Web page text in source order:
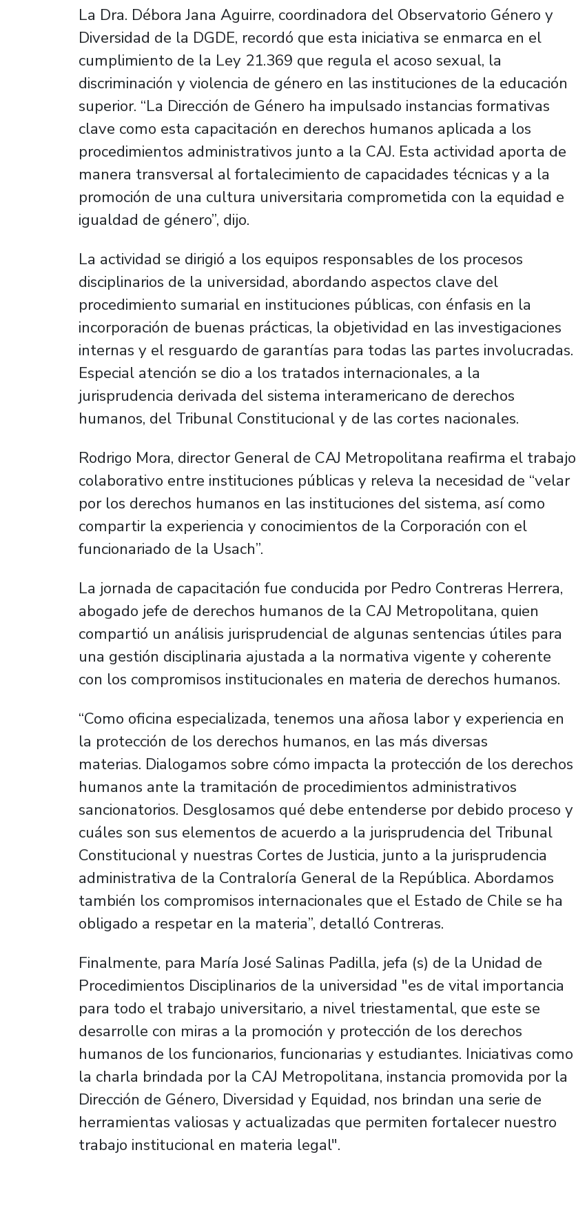
La Dra. Débora Jana Aguirre, coordinadora del Observatorio Género y
Diversidad de la DGDE, recordó que esta iniciativa se enmarca en el
cumplimiento de la Ley 21.369 que regula el acoso sexual, la
discriminación y violencia de género en las instituciones de la educación
superior. “La Dirección de Género ha impulsado instancias formativas
clave como esta capacitación en derechos humanos aplicada a los
procedimientos administrativos junto a la CAJ. Esta actividad aporta de
manera transversal al fortalecimiento de capacidades técnicas y a la
promoción de una cultura universitaria comprometida con la equidad e
igualdad de género”, dijo.
La actividad se dirigió a los equipos responsables de los procesos
disciplinarios de la universidad, abordando aspectos clave del
procedimiento sumarial en instituciones públicas, con énfasis en la
incorporación de buenas prácticas, la objetividad en las investigaciones
internas y el resguardo de garantías para todas las partes involucradas.
Especial atención se dio a los tratados internacionales, a la
jurisprudencia derivada del sistema interamericano de derechos
humanos, del Tribunal Constitucional y de las cortes nacionales.
Rodrigo Mora, director General de CAJ Metropolitana reafirma el trabajo
colaborativo entre instituciones públicas y releva la necesidad de “velar
por los derechos humanos en las instituciones del sistema, así como
compartir la experiencia y conocimientos de la Corporación con el
funcionariado de la Usach”.
La jornada de capacitación fue conducida por Pedro Contreras Herrera,
abogado jefe de derechos humanos de la CAJ Metropolitana, quien
compartió un análisis jurisprudencial de algunas sentencias útiles para
una gestión disciplinaria ajustada a la normativa vigente y coherente
con los compromisos institucionales en materia de derechos humanos.
“Como oficina especializada, tenemos una añosa labor y experiencia en
la protección de los derechos humanos, en las más diversas
materias. Dialogamos sobre cómo impacta la protección de los derechos
humanos ante la tramitación de procedimientos administrativos
sancionatorios. Desglosamos qué debe entenderse por debido proceso y
cuáles son sus elementos de acuerdo a la jurisprudencia del Tribunal
Constitucional y nuestras Cortes de Justicia, junto a la jurisprudencia
administrativa de la Contraloría General de la República. Abordamos
también los compromisos internacionales que el Estado de Chile se ha
obligado a respetar en la materia”, detalló Contreras.
Finalmente, para María José Salinas Padilla, jefa (s) de la Unidad de
Procedimientos Disciplinarios de la universidad "es de vital importancia
para todo el trabajo universitario, a nivel triestamental, que este se
desarrolle con miras a la promoción y protección de los derechos
humanos de los funcionarios, funcionarias y estudiantes. Iniciativas como
la charla brindada por la CAJ Metropolitana, instancia promovida por la
Dirección de Género, Diversidad y Equidad, nos brindan una serie de
herramientas valiosas y actualizadas que permiten fortalecer nuestro
trabajo institucional en materia legal".